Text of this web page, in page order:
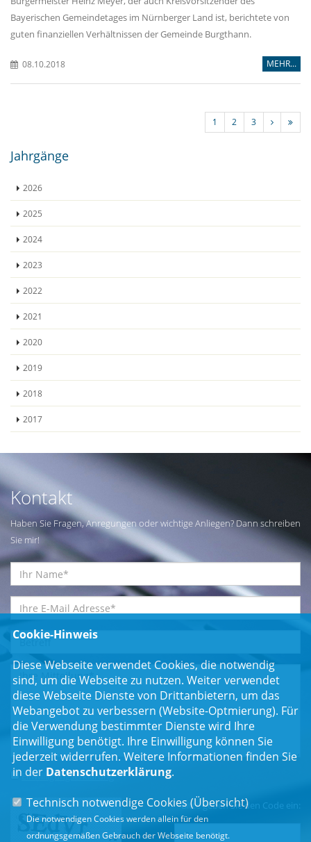
Bayerischen Gemeindetages im Nürnberger Land ist, berichtete von
guten finanziellen Verhältnissen der Gemeinde Burgthann.
08.10.2018 MEHR...
1 2 3
Jahrgänge
2026
2025
2024
2023
2022
2021
2020
2019
2018
2017
Kontakt
Haben Sie Fragen, Anregungen oder wichtige Anliegen? Dann schreiben
Sie mir!
Einwilligungserklärung*
Bitte geben Sie den Code ein:
Cookie-Hinweis
Diese Webseite verwendet Cookies, die notwendig
sind, um die Webseite zu nutzen. Weiter verwendet
diese Webseite Dienste von Drittanbietern, um das
Webangebot zu verbessern (Website-Optmierung). Für
die Verwendung bestimmter Dienste wird Ihre
Einwilligung benötigt. Ihre Einwilligung können Sie
jederzeit widerrufen. Weitere Informationen finden Sie
in der Datenschutzerklärung.
Technisch notwendige Cookies (Übersicht)
Die notwendigen Cookies werden allein für den
ordnungsgemäßen Gebrauch der Webseite benötigt.